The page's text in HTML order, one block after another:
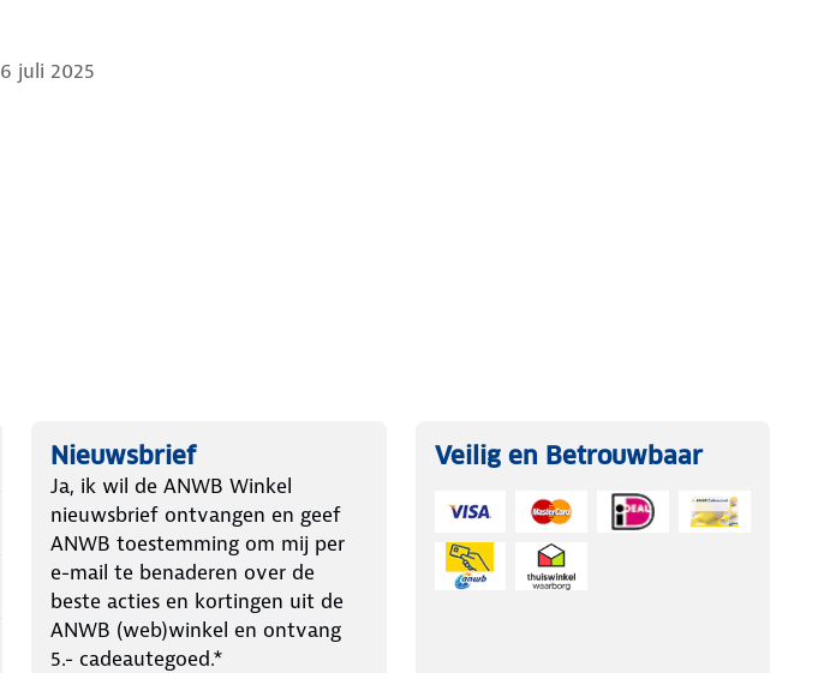
6 juli 2025
Nieuwsbrief
Ja, ik wil de ANWB Winkel
nieuwsbrief ontvangen en geef
ANWB toestemming om mij per
e-mail te benaderen over de
beste acties en kortingen uit de
ANWB (web)winkel en ontvang
5.- cadeautegoed.*
Veilig en Betrouwbaar